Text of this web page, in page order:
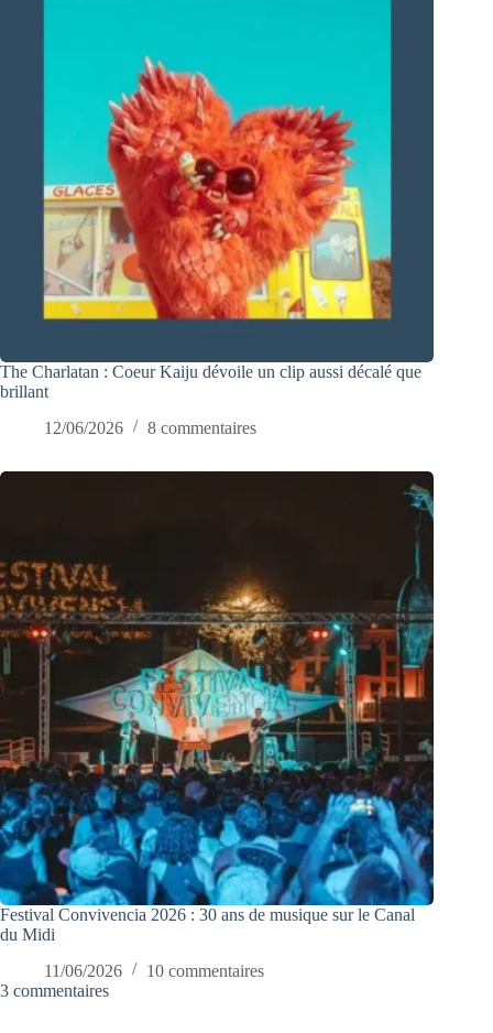
The Charlatan : Coeur Kaiju dévoile un clip aussi décalé que
brillant
12/06/2026
8 commentaires
Festival Convivencia 2026 : 30 ans de musique sur le Canal
du Midi
11/06/2026
10 commentaires
3 commentaires